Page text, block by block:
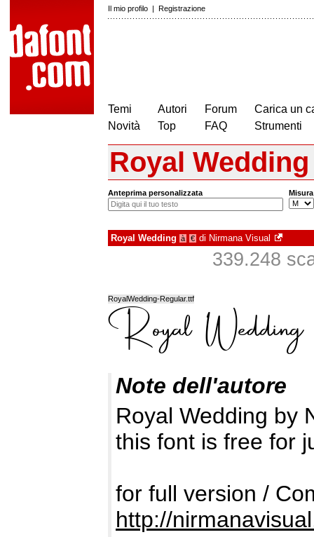
Il mio profilo | Registrazione
Temi
Novità
Autori
Top
Forum
FAQ
Carica un
Strumenti
Royal Wedding
Anteprima personalizzata Misura
Royal Wedding à € di Nirmana Visual
339.248
RoyalWedding-Regular.ttf
Note dell'autore
Royal Wedding by
this font is free for
for full version /
http://